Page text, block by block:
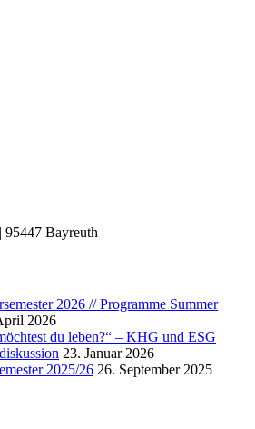
95447 Bayreuth
2026 // Programme Summer
2026
du leben?“ – KHG und ESG
23. Januar 2026
2025/26 26. September 2025